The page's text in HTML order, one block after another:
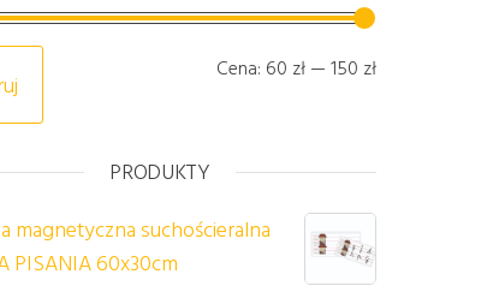
Cena min
Cena max
Cena: 60 zł — 150 zł
PRODUKTY
magnetyczna suchościeralna
PISANIA 60x30cm